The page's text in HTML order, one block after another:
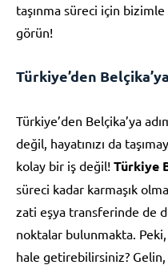
taşınma süreci için
görün!
Türkiye’den
Türkiye’den Belçika’ya
değil, hayatınızı da
kolay bir iş değil! Türkiye
süreci kadar karmaşık
zati eşya transferinde de
noktalar bulunmakta.
hale getirebilirsiniz? Gelin,